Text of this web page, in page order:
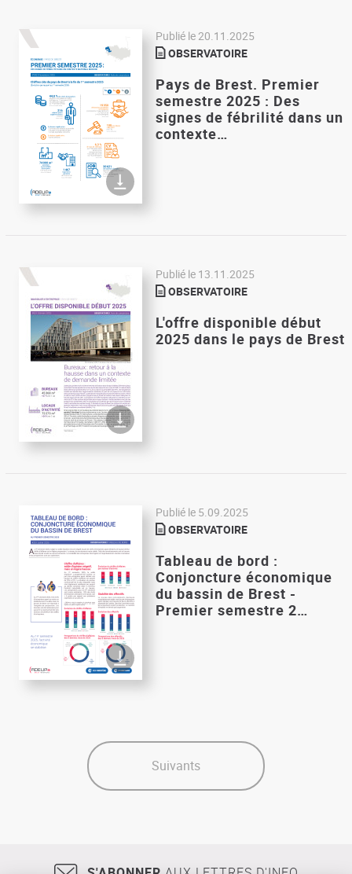
Publié le 20.11.2025
OBSERVATOIRE
Pays de Brest. Premier
semestre 2025 : Des
signes de fébrilité dans un
contexte…
Publié le 13.11.2025
OBSERVATOIRE
L'offre disponible début
2025 dans le pays de Brest
Publié le 5.09.2025
OBSERVATOIRE
Tableau de bord :
Conjoncture économique
du bassin de Brest -
Premier semestre 2…
Suivants